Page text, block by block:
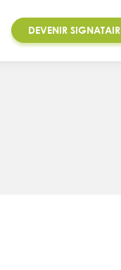
DEVENIR